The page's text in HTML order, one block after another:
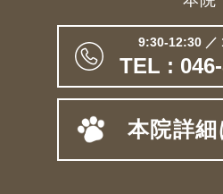
9:30-12:30 ／
TEL :
本院詳